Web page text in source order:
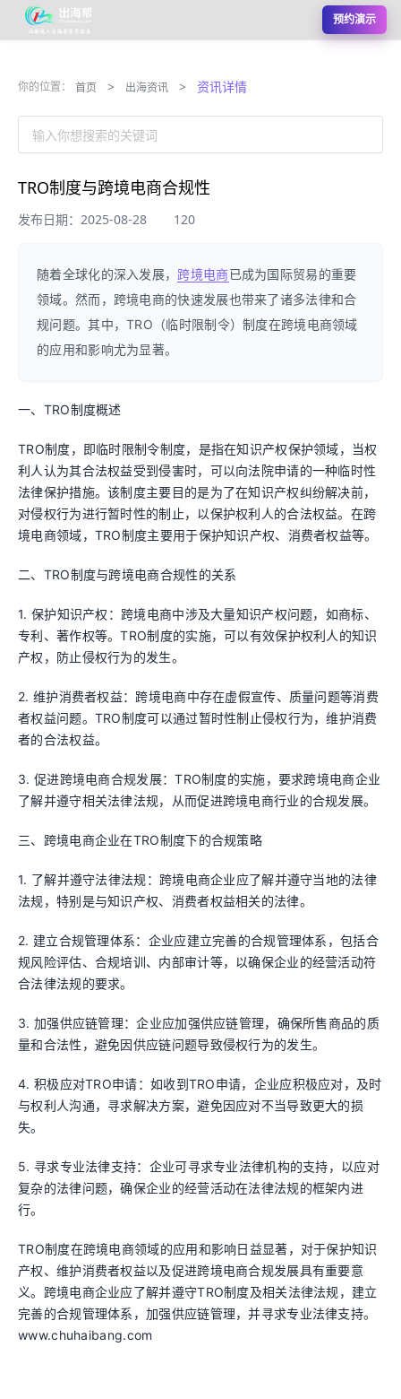
预约演示
你的位置： 首页 > 出海资讯 > 资讯详情
输入你想搜索的关键词
TRO制度与跨境电商合规性
发布日期：2025-08-28 120
随着全球化的深入发展， 跨境电商已成为国际贸易的重要
领域。然而，跨境电商的快速发展也带来了诸多法律和合
规问题。其中，TRO（临时限制令）制度在跨境电商领域
的应用和影响尤为显著。
一、TRO制度概述
TRO制度，即临时限制令制度，是指在知识产权保护领域，当权
利人认为其合法权益受到侵害时，可以向法院申请的一种临时性
法律保护措施。该制度主要目的是为了在知识产权纠纷解决前，
对侵权行为进行暂时性的制止，以保护权利人的合法权益。在跨
境电商领域，TRO制度主要用于保护知识产权、消费者权益等。
二、TRO制度与跨境电商合规性的关系
1. 保护知识产权：跨境电商中涉及大量知识产权问题，如商标、
专利、著作权等。TRO制度的实施，可以有效保护权利人的知识
产权，防止侵权行为的发生。
2. 维护消费者权益：跨境电商中存在虚假宣传、质量问题等消费
者权益问题。TRO制度可以通过暂时性制止侵权行为，维护消费
者的合法权益。
3. 促进跨境电商合规发展：TRO制度的实施，要求跨境电商企业
了解并遵守相关法律法规，从而促进跨境电商行业的合规发展。
三、跨境电商企业在TRO制度下的合规策略
1. 了解并遵守法律法规：跨境电商企业应了解并遵守当地的法律
法规，特别是与知识产权、消费者权益相关的法律。
2. 建立合规管理体系：企业应建立完善的合规管理体系，包括合
规风险评估、合规培训、内部审计等，以确保企业的经营活动符
合法律法规的要求。
3. 加强供应链管理：企业应加强供应链管理，确保所售商品的质
量和合法性，避免因供应链问题导致侵权行为的发生。
4. 积极应对TRO申请：如收到TRO申请，企业应积极应对，及时
与权利人沟通，寻求解决方案，避免因应对不当导致更大的损
失。
5. 寻求专业法律支持：企业可寻求专业法律机构的支持，以应对
复杂的法律问题，确保企业的经营活动在法律法规的框架内进
行。
TRO制度在跨境电商领域的应用和影响日益显著，对于保护知识
产权、维护消费者权益以及促进跨境电商合规发展具有重要意
义。跨境电商企业应了解并遵守TRO制度及相关法律法规，建立
完善的合规管理体系，加强供应链管理，并寻求专业法律支持。
www.chuhaibang.com